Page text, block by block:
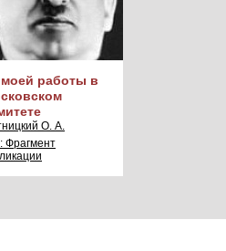
работы в
О. А.
Фрагмент